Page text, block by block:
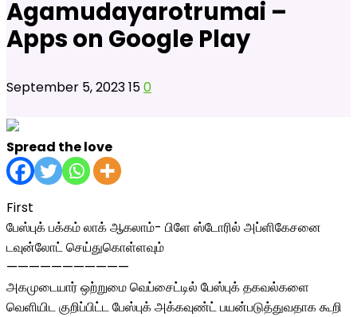
Agamudayarotrumai –
Apps on Google Play
September 5, 2023150
Spread the love
First
பேஸ்புக் பக்கம் லாக் ஆகலாம்- பிளே ஸ்டோரில் அப்ளிகேசனை
டவுன்லோட் செய்துகொள்ளவும்
———————————
அகமுடையார் ஒற்றுமை வெப்சைட்டில் பேஸ்புக் தகவல்களை
வெளியிட குறிப்பிட்ட பேஸ்புக் அக்கவுண்ட் பயன்படுத்துவதாக கூறி